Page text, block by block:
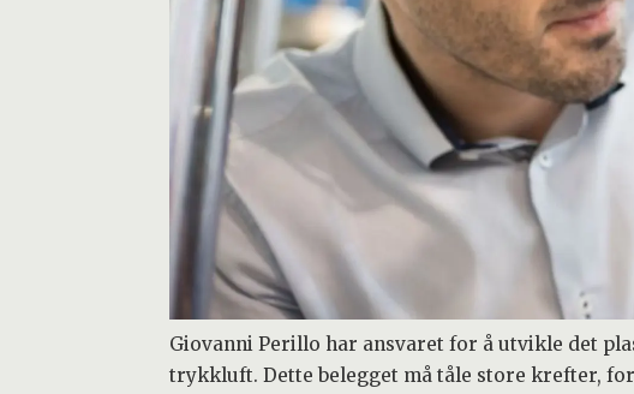
Giovanni Perillo har ansvaret for å utvikle det
trykkluft. Dette belegget må tåle store krefter,